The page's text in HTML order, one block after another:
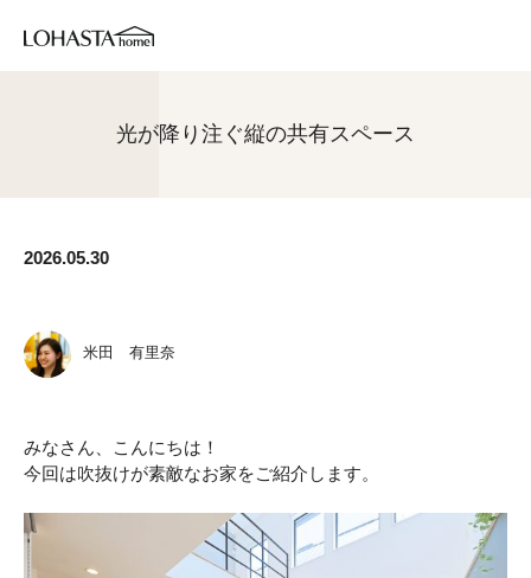
光が降り注ぐ縦の共有スペース
2026.05.30
米田 有里奈
みなさん、こんにちは！
今回は吹抜けが素敵なお家をご紹介します。